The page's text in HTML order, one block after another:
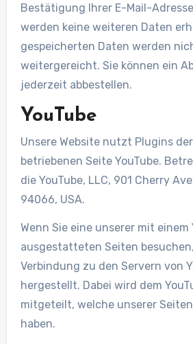
Bestätigung Ihrer E-Mail-
werden keine weiteren Daten
gespeicherten Daten werden
weitergereicht. Sie können ein
jederzeit abbestellen.
YouTube
Unsere Website nutzt Plugins
betriebenen Seite YouTube.
die YouTube, LLC, 901 Cherry
94066, USA.
Wenn Sie eine unserer mit einem
ausgestatteten Seiten
Verbindung zu den Servern von
hergestellt. Dabei wird dem
mitgeteilt, welche unserer
haben.